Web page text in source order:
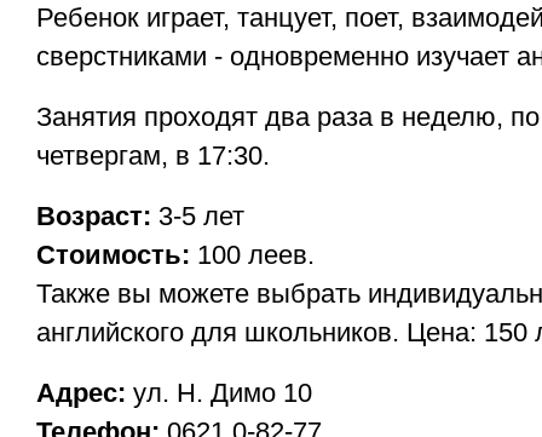
Ребенок играет, танцует, поет,
сверстниками - одновременно изучает
Занятия проходят два раза в неделю,
четвергам, в 17:30.
Возраст: 3-5 лет
Стоимость: 100 леев.
Также вы можете выбрать
английского для школьников. Цена: 150
Адрес: ул. Н. Димо 10